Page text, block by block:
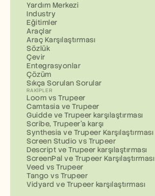
Yardım Merkezi
Industry
Eğitimler
Araçlar
Araç Karşılaştırması
Sözlük
Çevir
Entegrasyonlar
Çözüm
Sıkça Sorulan Sorular
RAKIPLER
Loom vs Trupeer
Camtasia ve Trupeer
Guidde ve Trupeer karşılaştırması
Scribe, Trupeer'a karşı
Synthesia ve Trupeer Karşılaştırması
Screen Studio vs Trupeer
Descript ve Trupeer karşılaştırması
ScreenPal ve Trupeer Karşılaştırması
Veed vs Trupeer
Tango vs Trupeer
Vidyard ve Trupeer karşılaştırması